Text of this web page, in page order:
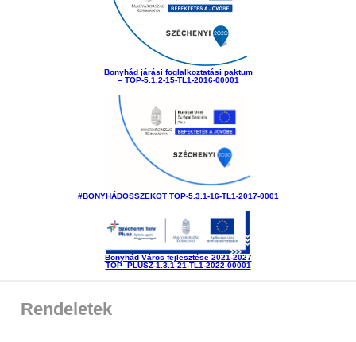
Bonyhád járási foglalkoztatási paktum
– TOP-5.1.2-15-TL1-2016-00001
#BONYHÁDÖSSZEKÖT TOP-5.3.1-16-TL1-2017-0001
Bonyhád Város fejlesztése 2021-2027
TOP_PLUSZ-1.3.1-21-TL1-2022-00001
Rendeletek